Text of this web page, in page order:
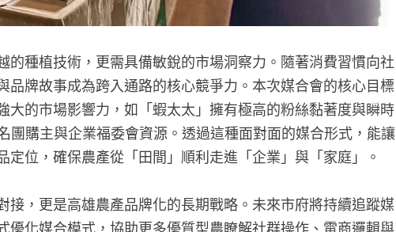
的種植技術，更需具備敏銳的市場洞察力。隨著消費習慣向社
品牌故事成為跨入通路的核心競爭力。本次媒合會的核心目標
大的市場影響力，如「蝦太太」擁有極高的粉絲黏著度與瞬時
團購主與企業福委會資源。透過這種面對面的媒合形式，能讓
位，確保農產從「田間」順利走進「企業」與「家庭」。
接，更是高雄農產品牌化的長期戰略。未來市府將持續追蹤媒
優化媒合模式，協助更多優質型農瞭解社群操作、電商邏輯與